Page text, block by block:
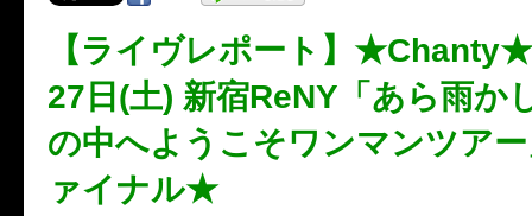
【ライヴレポート】
27日(土) 新宿ReNY「あら雨か
の中へようこそワンマンツア
ァイナル★